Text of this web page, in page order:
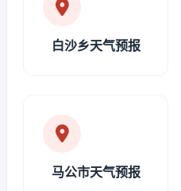
白沙乡天气预报
马公市天气预报